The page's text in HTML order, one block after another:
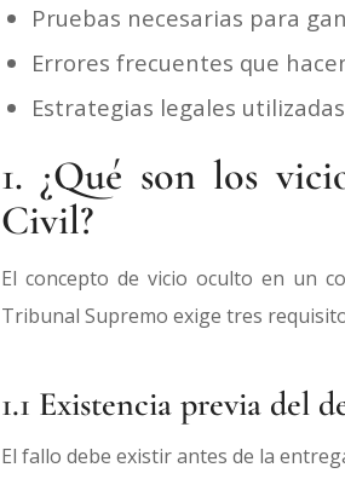
Pruebas necesarias para
Errores frecuentes que
Estrategias legales
1. ¿Qué son los
Civil?
El concepto de vicio oculto en un
Tribunal Supremo exige tres
1.1 Existencia previa del
El fallo debe existir antes de la